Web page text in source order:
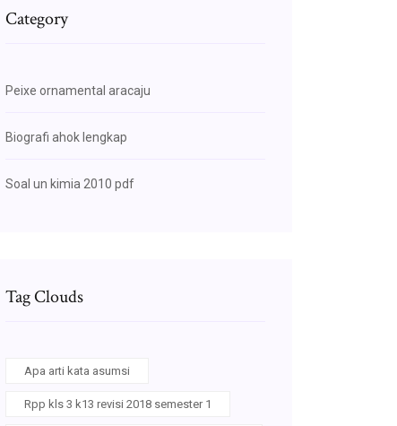
Category
Peixe ornamental aracaju
Biografi ahok lengkap
Soal un kimia 2010 pdf
Tag Clouds
Apa arti kata asumsi
Rpp kls 3 k13 revisi 2018 semester 1